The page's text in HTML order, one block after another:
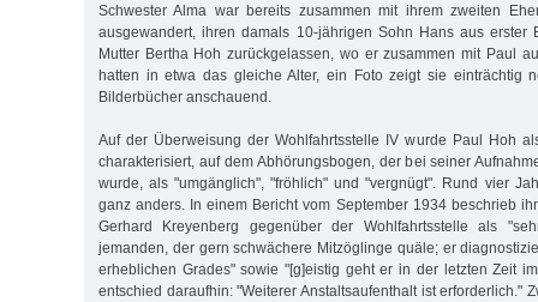
Schwester Alma war bereits zusammen mit ihrem zweiten
ausgewandert, ihren damals 10-jährigen Sohn Hans aus erster
Mutter Bertha Hoh zurückgelassen, wo er zusammen mit Paul
hatten in etwa das gleiche Alter, ein Foto zeigt sie einträchtig
Bilderbücher anschauend.
Auf der Überweisung der Wohlfahrtsstelle IV wurde Paul Hoh
charakterisiert, auf dem Abhörungsbogen, der bei seiner
wurde, als "umgänglich", "fröhlich" und "vergnügt". Rund vier
ganz anders. In einem Bericht vom September 1934 beschrieb
Gerhard Kreyenberg gegenüber der Wohlfahrtsstelle als
jemanden, der gern schwächere Mitzöglinge quäle; er
erheblichen Grades" sowie "[g]eistig geht er in der letzten Zeit
entschied daraufhin: "Weiterer Anstaltsaufenthalt ist erforderlich."